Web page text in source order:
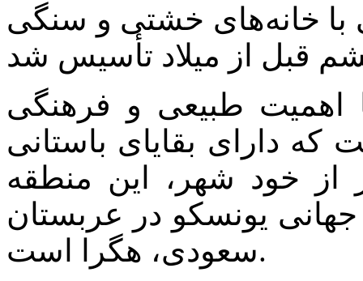
با خانه‌های خشتی و سنگی
اهمیت طبیعی و فرهنگی
دارای بقایای باستانی
خود شهر، این منطقه
یونسکو در عربستان
سعودی، هگرا است.